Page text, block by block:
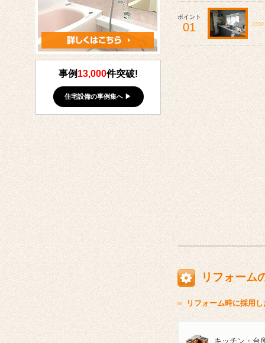
ポイント
01
リフォーム
リフォーム時に採用し
キッチン・台
事例 13,000件突破!
住宅設備の事例集へ ▶